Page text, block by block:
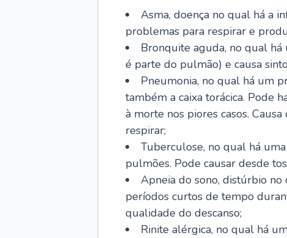
Asma, doença no qual há a
problemas para respirar e
Bronquite aguda, no qual
é parte do pulmão) e causa
Pneumonia, no qual há um
também a caixa torácica. Pode
à morte nos piores casos.
respirar;
Tuberculose, no qual há
pulmões. Pode causar desde
Apneia do sono, distúrbio
períodos curtos de tempo
qualidade do descanso;
Rinite alérgica, no qual há